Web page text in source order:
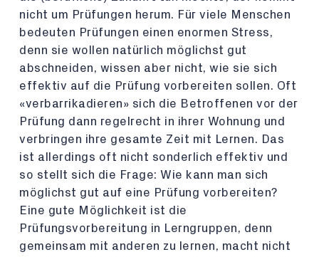
nicht um Prüfungen herum. Für viele Menschen
bedeuten Prüfungen einen enormen Stress,
denn sie wollen natürlich möglichst gut
abschneiden, wissen aber nicht, wie sie sich
effektiv auf die Prüfung vorbereiten sollen. Oft
«verbarrikadieren» sich die Betroffenen vor der
Prüfung dann regelrecht in ihrer Wohnung und
verbringen ihre gesamte Zeit mit Lernen. Das
ist allerdings oft nicht sonderlich effektiv und
so stellt sich die Frage: Wie kann man sich
möglichst gut auf eine Prüfung vorbereiten?
Eine gute Möglichkeit ist die
Prüfungsvorbereitung in Lerngruppen, denn
gemeinsam mit anderen zu lernen, macht nicht